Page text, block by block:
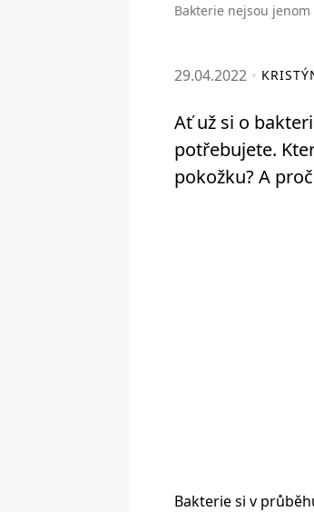
Bakterie nejsou jenom
29.04.2022
Ať už si o
potřebujete.
pokožku? A
Bakterie si v